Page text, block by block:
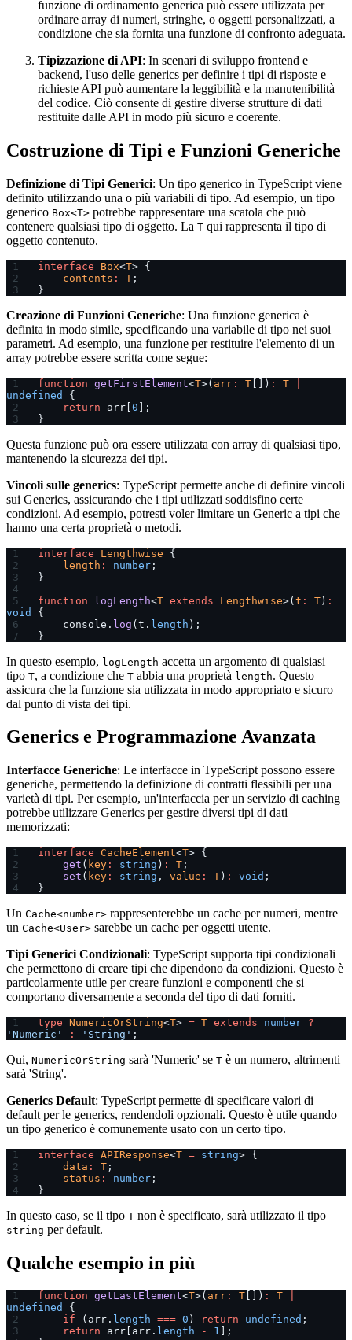
funzione di ordinamento generica può essere utilizzata per
ordinare array di numeri, stringhe, o oggetti personalizzati, a
condizione che sia fornita una funzione di confronto adeguata.
Tipizzazione di API: In scenari di sviluppo frontend e
backend, l'uso delle generics per definire i tipi di risposte e
richieste API può aumentare la leggibilità e la manutenibilità
del codice. Ciò consente di gestire diverse strutture di dati
restituite dalle API in modo più sicuro e coerente.
Costruzione di Tipi e Funzioni Generiche
Definizione di Tipi Generici: Un tipo generico in TypeScript viene
definito utilizzando una o più variabili di tipo. Ad esempio, un tipo
generico Box<T> potrebbe rappresentare una scatola che può
contenere qualsiasi tipo di oggetto. La T qui rappresenta il tipo di
oggetto contenuto.
interface Box<T> {
    contents
: T ;
}
Creazione di Funzioni Generiche: Una funzione generica è
definita in modo simile, specificando una variabile di tipo nei suoi
parametri. Ad esempio, una funzione per restituire l'elemento di un
array potrebbe essere scritta come segue:
function getFirstElement<T>( arr : T []) : T
undefined
{
    return
arr[0 ];
}
Questa funzione può ora essere utilizzata con array di qualsiasi tipo,
mantenendo la sicurezza dei tipi.
Vincoli sulle generics: TypeScript permette anche di definire vincoli
sui Generics, assicurando che i tipi utilizzati soddisfino certe
condizioni. Ad esempio, potresti voler limitare un Generic a tipi che
hanno una certa proprietà o metodi.
interface Lengthwise {
    length
: number ;
}
function logLength<T extends Lengthwise>(t : T) :
void
{
    console.
log (t. length );
}
In questo esempio, logLength accetta un argomento di qualsiasi
tipo T, a condizione che T abbia una proprietà length. Questo
assicura che la funzione sia utilizzata in modo appropriato e sicuro
dal punto di vista dei tipi.
Generics e Programmazione Avanzata
Interfacce Generiche: Le interfacce in TypeScript possono essere
generiche, permettendo la definizione di contratti flessibili per una
varietà di tipi. Per esempio, un'interfaccia per un servizio di caching
potrebbe utilizzare Generics per gestire diversi tipi di dati
memorizzati:
interface CacheElement<T> {
    get
( key : string ) : T ;
    set
( key : string , value : T ) : void ;
}
Un Cache<number> rappresenterebbe un cache per numeri, mentre
un Cache<User> sarebbe un cache per oggetti utente.
Tipi Generici Condizionali: TypeScript supporta tipi condizionali
che permettono di creare tipi che dipendono da condizioni. Questo è
particolarmente utile per creare funzioni e componenti che si
comportano diversamente a seconda del tipo di dati forniti.
type NumericOrString<T> = T extends number ?
'Numeric'
: 'String' ;
Qui, NumericOrString sarà 'Numeric' se T è un numero, altrimenti
sarà 'String'.
Generics Default: TypeScript permette di specificare valori di
default per le generics, rendendoli opzionali. Questo è utile quando
un tipo generico è comunemente usato con un certo tipo.
interface APIResponse<T = string> {
    data
: T ;
    status
: number ;
}
In questo caso, se il tipo T non è specificato, sarà utilizzato il tipo
string per default.
Qualche esempio in più
function getLastElement<T>( arr : T []) : T
undefined
{
    if
(arr. length === 0 ) return undefined ;
    return
arr[arr. length - 1 ];